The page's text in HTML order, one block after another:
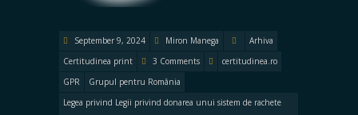
September 9, 2024 Miron Manega
Arhiva
Certitudinea print
3 Comments
certitudinea.ro
GPR
Grupul pentru România
Legea privind Legii privind donarea unui sistem de rachete